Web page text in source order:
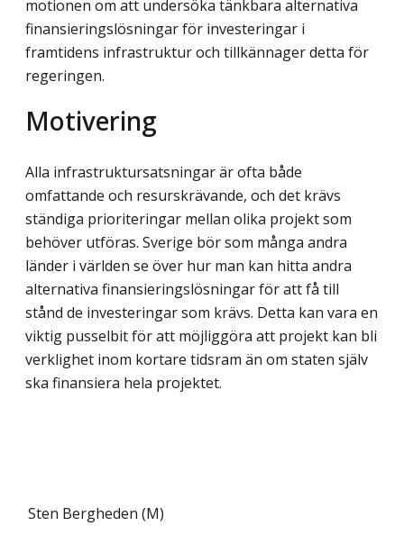
motionen om att undersöka tänkbara alternativa
finansieringslösningar för investeringar i
framtidens infrastruktur och tillkännager detta för
regeringen.
Motivering
Alla infrastruktursatsningar är ofta både
omfattande och resurskrävande, och det krävs
ständiga prioriteringar mellan olika projekt som
behöver utföras. Sverige bör som många andra
länder i världen se över hur man kan hitta andra
alternativa finansierings­lösningar för att få till
stånd de investeringar som krävs. Detta kan vara en
viktig pusselbit för att möjliggöra att projekt kan bli
verklighet inom kortare tidsram än om staten själv
ska finansiera hela projektet.
Sten Bergheden (M)